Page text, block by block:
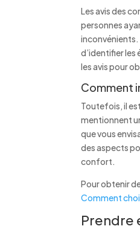
Les avis des
personnes
d’identifier
les avis pour
Comment
Toutefois, il
mentionnent
que vous
des aspects
confort.
Pour obtenir
Comment
Prendre